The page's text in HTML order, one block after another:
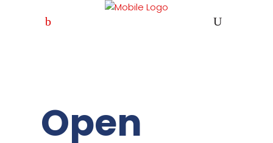
Open